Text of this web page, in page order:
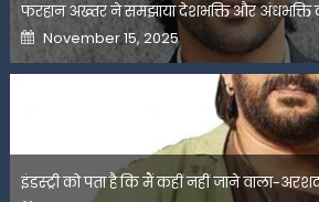
फरहान अख्तर ने समझाया देशभक्ति और अंधभक्ति
Posted
on
November 15, 2025
इंडस्ट्री को पता है कि मैं कहीं नहीं जाने वाला-